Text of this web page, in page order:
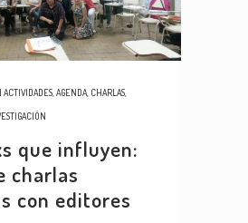
ACTIVIDADES AGENDA CHARLAS
que influyen:
charlas
con editores